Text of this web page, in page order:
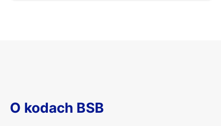
O kodach BSB